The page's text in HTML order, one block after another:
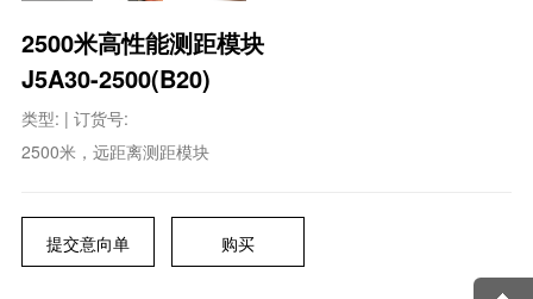
2500米高性能测距模块
J5A30-2500(B20)
类型: | 订货号:
2500米，远距离测距模块
提交意向单 购买